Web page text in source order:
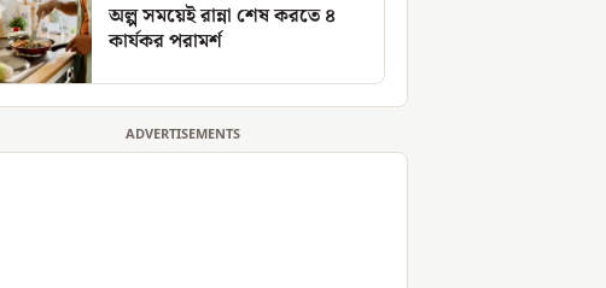
অল্প সময়েই রান্না শেষ করতে ৪
কার্যকর পরামর্শ
ADVERTISEMENTS